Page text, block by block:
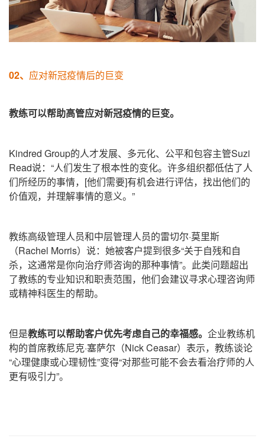
02、 应对新冠疫情后的巨变
教练可以帮助高管应对新冠疫情的巨变。
Kindred Group的人才发展、多元化、公平和包容主管Suzi
Read说：“人们发生了根本性的变化。许多组织都低估了人
们所经历的事情，[他们需要]有机会进行评估，找出他们的
价值观，并理解事情的意义。”
教练高级管理人员和中层管理人员的雷切尔·莫里斯
（Rachel Morris） 说：她被客户提到很多“关于自残和自
杀，这通常是你向治疗师咨询的那种事情”。此类问题超出
了教练的专业知识和职责范围，他们会建议寻求心理咨询师
或精神科医生的帮助。
但是教练可以帮助客户优先考虑自己的幸福感。 企业教练机
构的首席教练尼克·塞萨尔 （Nick Ceasar） 表示，教练谈论
“心理健康或心理韧性”变得“对那些可能不会去看治疗师的人
更有吸引力”。